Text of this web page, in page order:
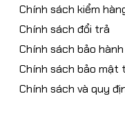
Chính sách kiểm
Chính sách đổi trả
Chính sách bảo hành
Chính sách bảo mật
Chính sách và quy